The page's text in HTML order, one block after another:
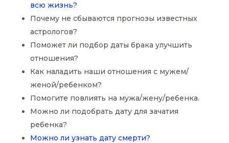
всю жизнь?
Почему не сбываются прогнозы известных
астрологов?
Поможет ли подбор даты брака улучшить
отношения?
Как наладить наши отношения с мужем/
женой/ребенком?
Помогите повлиять на мужа/жену/ребенка.
Можно ли подобрать дату для зачатия
ребенка?
Можно ли узнать дату смерти?